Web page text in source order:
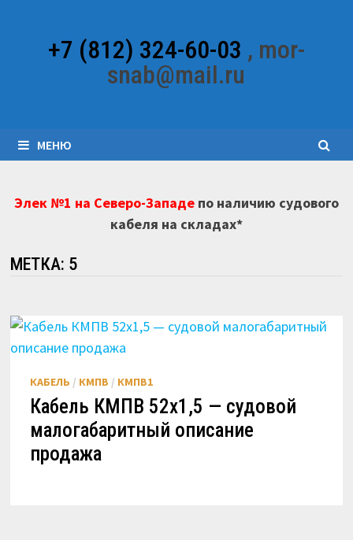
содержимому+7 (812) 324-60-03 , mor-
snab@mail.ru
МЕНЮ
Элек №1 на Северо-Западепо наличию судового
кабеля на складах*
МЕТКА: 5
КАБЕЛЬ / КМПВ / КМПВ1
Кабель КМПВ 52х1,5 — судовой
малогабаритный описание
продажа